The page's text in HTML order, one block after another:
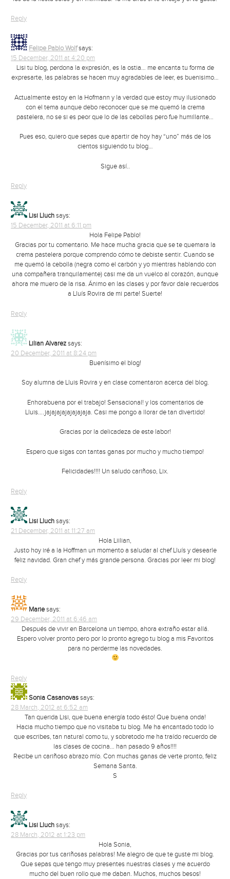
Reply
Felipe Pablo Wolfsays:
15 December, 2011 at 4:20 pm
Lisi tu blog, perdona la expresión, es la ostia… me encanta tu forma de
expresarte, las palabras se hacen muy agradables de leer, es buenisimo…
Actualmente estoy en la Hofmann y la verdad que estoy muy ilusionado
con el tema aunque debo reconocer que se me quemó la crema
pastelera, no se si es peor que lo de las cebollas pero fue humillante…
Pues eso, quiero que sepas que apartir de hoy hay “uno” más de los
cientos siguiendo tu blog…
Sigue así..
Reply
Lisi Lluch says:
15 December, 2011 at 6:11 pm
Hola Felipe Pablo!
Gracias por tu comentario. Me hace mucha gracia que se te quemara la
crema pastelera porque comprendo cómo te debiste sentir. Cuando se
me quemó la cebolla (negra como el carbón y yo mientras hablando con
una compañera tranquilamente) casi me da un vuelco al corazón, aunque
ahora me muero de la risa. Ánimo en las clases y por favor dale recuerdos
a Lluís Rovira de mi parte! Suerte!
Reply
Lilian Alvarez says:
20 December, 2011 at 8:24 pm
Buenísimo el blog!
Soy alumna de Lluis Rovira y en clase comentaron acerca del blog.
Enhorabuena por el trabajo! Sensacional! y los comentarios de
Lluis….jajajajajajajajaja. Casi me pongo a llorar de tan divertido!
Gracias por la delicadeza de este labor!
Espero que sigas con tantas ganas por mucho y mucho tiempo!
Felicidades!!!! Un saludo cariñoso, Lix.
Reply
Lisi Lluch says:
21 December, 2011 at 11:27 am
Hola Liilian,
Justo hoy iré a la Hoffman un momento a saludar al chef Lluís y desearle
feliz navidad. Gran chef y más grande persona. Gracias por leer mi blog!
Reply
Mariesays:
29 December, 2011 at 6:46 am
Después de vivir en Barcelona un tiempo, ahora extraño estar allá.
Espero volver pronto pero por lo pronto agrego tu blog a mis Favoritos
para no perderme las novedades.
Reply
Sonia Casanovas says:
28 March, 2012 at 6:52 am
Tan querida Lisi, que buena energía todo ésto! Que buena onda!
Hacia mucho tiempo que no visitaba tu blog. Me ha encantado todo lo
que escribes, tan natural como tu, y sobretodo me ha traído recuerdo de
las clases de cocina… han pasado 9 años!!!!
Recibe un cariñoso abrazo mío. Con muchas ganas de verte pronto, feliz
Semana Santa.
S
Reply
Lisi Lluch says:
28 March, 2012 at 1:23 pm
Hola Sonia,
Gracias por tus cariñosas palabras! Me alegro de que te guste mi blog.
Que sepas que tengo muy presentes nuestras clases y me acuerdo
mucho del buen rollo que me daban. Muchos, muchos besos!